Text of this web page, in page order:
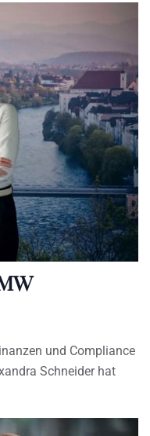
und Compliance
Schneider hat